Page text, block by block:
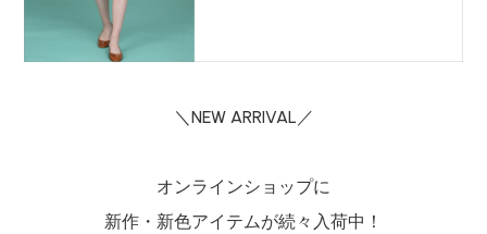
＼NEW ARRIVAL／
オンラインショップに
新作・新色アイテムが続々入荷中！